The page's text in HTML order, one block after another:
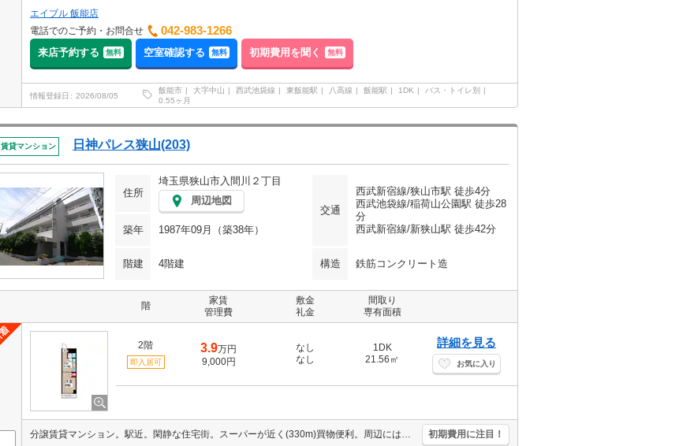
エイブル 飯能店
電話でのご予約・お問合せ
042-983-1266
来店予約する 無料 空室確認する 無料 初期費用を聞く 無料
情報登録日 2026/08/05
飯能市 大字中山 西武池袋線 東飯能駅 八高線 飯能駅 1DK
バス・トイレ別
0.55ヶ月
賃貸マンション 日神パレス狭山(203)
住所
埼玉県狭山市入間川２丁目
周辺地図
交通
西武新宿線/狭山市駅 徒歩4分
西武池袋線/稲荷山公園駅 徒歩28
分
西武新宿線/新狭山駅 徒歩42分
築年 1987年09月（築38年）
階建 4階建 構造 鉄筋コンクリート造
階
家賃
管理費
敷金
礼金
間取り
専有面積
2階
即入居可
3.9万円
9,000円
なし
なし
1DK
21.56㎡
詳細を見る
お気に入り
分譲賃貸マンション。駅近。閑静な住宅街。スーパーが近く(330m)買物便利。周辺には充実の生活環境。現地待ち合わせ、物件ご案内可能。オンライン内見相談可。最新の空室状況はお気軽にお問い合わせ下さい。 初期費用に注目！